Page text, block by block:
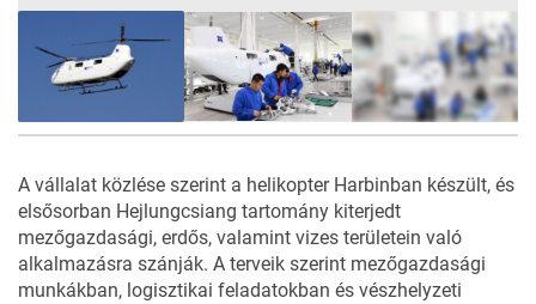
A vállalat közlése szerint a helikopter Harbinban készült, és
elsősorban Hejlungcsiang tartomány kiterjedt
mezőgazdasági, erdős, valamint vizes területein való
alkalmazásra szánják. A terveik szerint mezőgazdasági
munkákban, logisztikai feladatokban és vészhelyzeti